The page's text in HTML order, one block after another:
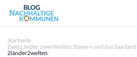
Startseite
Zwei Länder, zwei Welten: Bayern und das Saarland
2länder2welten